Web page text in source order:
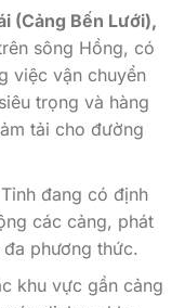
(Cảng Bến Lưới),
sông Hồng, có
việc vận chuyển
trọng và hàng
tải cho đường
Tỉnh đang có định
các cảng, phát
phương thức.
khu vực gần cảng